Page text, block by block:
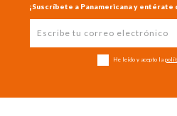
¡Suscríbete a Panamericana y
He leído y acepto la